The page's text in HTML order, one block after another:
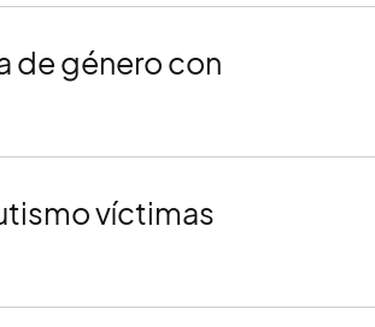
de género con
víctimas